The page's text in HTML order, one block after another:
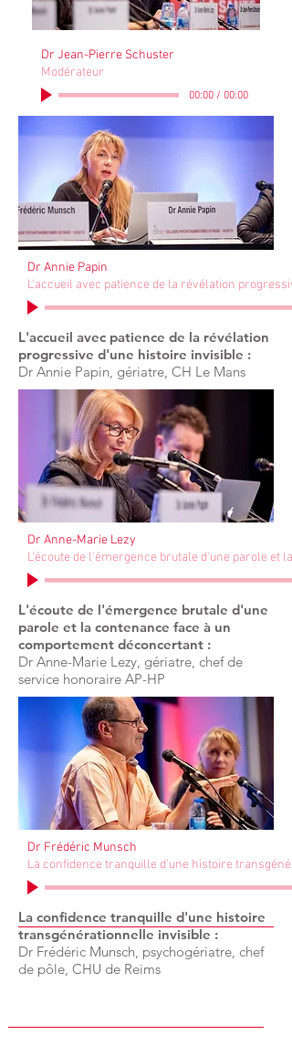
Dr Jean-Pierre Schuster
Modérateur
00:00/ 00:00
Dr Annie Papin
L'accueil avec patience de la révélation
L'accueil avec patience de la révélation
progressive d'une histoire invisible :
Dr Annie Papin, gériatre, CH Le Mans
Dr Anne-Marie Lezy
L'écoute de l'émergence brutale d'une parole et
L'écoute de l'émergence brutale d'une
parole et la contenance face à un
comportement déconcertant :
Dr Anne-Marie Lezy, gériatre, chef de
service honoraire AP-HP
Dr Frédéric Munsch
La confidence tranquille d'une histoire
La confidence tranquille d'une histoire
transgénérationnelle invisible :
Dr Frédéric Munsch, psychogériatre, chef
de pôle, CHU de Reims